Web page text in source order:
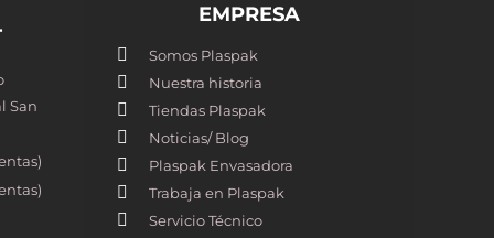
San
EMPRESA
Somos Plaspak
Nuestra historia
Tiendas Plaspak
Noticias/ Blog
Plaspak Envasadora
Trabaja en Plaspak
Servicio Técnico